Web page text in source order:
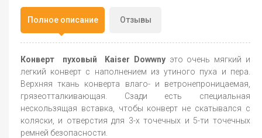
Полное описание Отзывы
Конверт пуховый Kaiser Dowwnyэто очень мягкий и
легкий конверт с наполнением из утиного пуха и пера.
Верхняя ткань конверта влаго- и ветронепроницаемая,
грязеотталкивающая. Сзади есть специальная
нескользящая вставка, чтобы конверт не скатывался с
коляски, и отверстия для 3-х точечных и 5-ти точечных
ремней безопасности.